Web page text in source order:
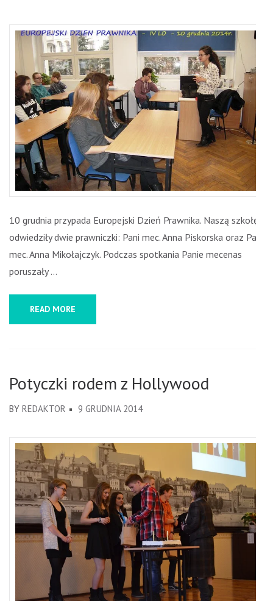
10 grudnia przypada Europejski Dzień Prawnika. Naszą szkołę
odwiedziły dwie prawniczki: Pani mec. Anna Piskorska oraz Pani
mec. Anna Mikołajczyk. Podczas spotkania Panie mecenas
poruszały …
READ MORE
Potyczki rodem z Hollywood
BY REDAKTOR 9 GRUDNIA 2014